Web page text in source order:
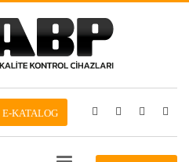
E-KATALOG